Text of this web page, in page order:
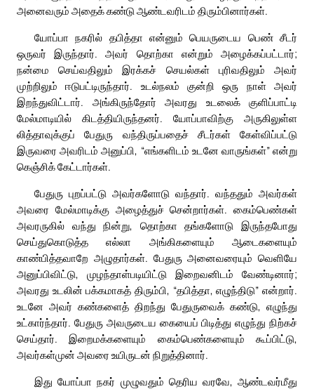
அனைவரும் அதைக் கண்டு ஆண்டவரிடம் திரும்பினார்கள்.
யோப்பா நகரில் தபித்தா என்னும் பெயருடைய பெண் சீடர்
ஒருவர் இருந்தார். அவர் தொற்கா என்றும் அழைக்கப்பட்டார்;
நன்மை செய்வதிலும் இரக்கச் செயல்கள் புரிவதிலும் அவர்
முற்றிலும் ஈடுபட்டிருந்தார். உடல்நலம் குன்றி ஒரு நாள் அவர்
இறந்துவிட்டார். அங்கிருந்தோர் அவரது உடலைக் குளிப்பாட்டி
மேல்மாடியில் கிடத்தியிருந்தனர். யோப்பாவிற்கு அருகிலுள்ள
லித்தாவுக்குப் பேதுரு வந்திருப்பதைச் சீடர்கள் கேள்விப்பட்டு
இருவரை அவரிடம் அனுப்பி, “எங்களிடம் உடனே வாருங்கள்” என்று
கெஞ்சிக் கேட்டார்கள்.
பேதுரு புறப்பட்டு அவர்களோடு வந்தார். வந்ததும் அவர்கள்
அவரை மேல்மாடிக்கு அழைத்துச் சென்றார்கள். கைம்பெண்கள்
அவரருகில் வந்து நின்று, தொற்கா தங்களோடு இருந்தபோது
செய்துகொடுத்த எல்லா அங்கிகளையும் ஆடைகளையும்
காண்பித்தவாறே அழுதார்கள். பேதுரு அனைவரையும் வெளியே
அனுப்பிவிட்டு, முழந்தாள்படியிட்டு இறைவனிடம் வேண்டினார்;
அவரது உடலின் பக்கமாகத் திரும்பி, “தபித்தா, எழுந்திடு” என்றார்.
உடனே அவர் கண்களைத் திறந்து பேதுருவைக் கண்டு, எழுந்து
உட்கார்ந்தார். பேதுரு அவருடைய கையைப் பிடித்து எழுந்து நிற்கச்
செய்தார். இறைமக்களையும் கைம்பெண்களையும் கூப்பிட்டு,
அவர்கள்முன் அவரை உயிருடன் நிறுத்தினார்.
இது யோப்பா நகர் முழுவதும் தெரிய வரவே, ஆண்டவர்மீது